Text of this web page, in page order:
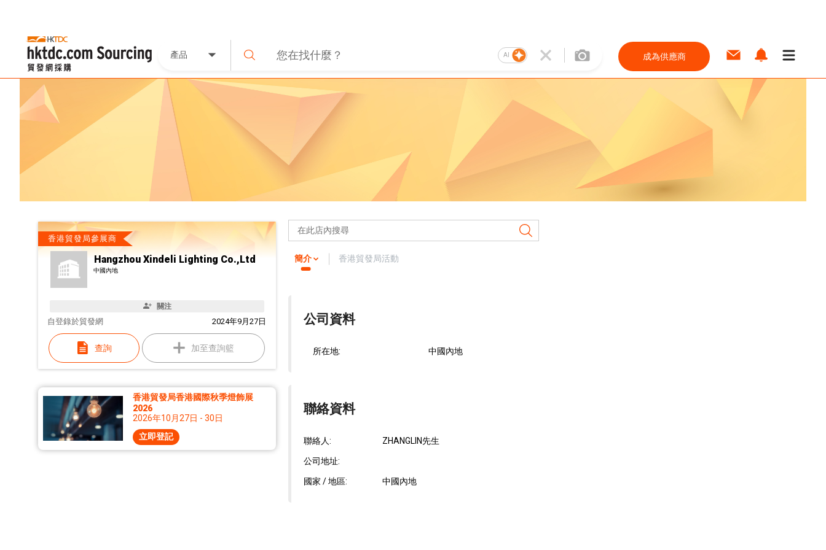
產品 AI 成為供應商
香港貿發局參展商
Hangzhou Xindeli Lighting Co.,Ltd
中國內地
關注
自 2024年9月27日
登錄於貿發網
查詢 加至查詢籃
香港貿發局香港國際秋季燈飾展
2026
2026年10月27日 - 30日
立即登記
簡介 香港貿發局活動
公司資料
所在地: 中國內地
聯絡資料
聯絡人: ZHANGLIN先生
公司地址:
國家 / 地區: 中國內地